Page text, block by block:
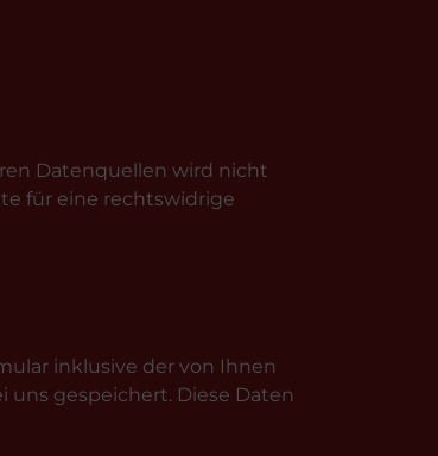
Datenquellen wird nicht
für eine rechtswidrige
inklusive der von Ihnen
gespeichert. Diese Daten